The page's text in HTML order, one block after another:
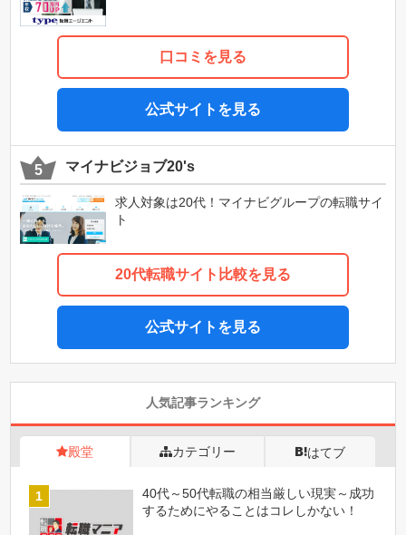
口コミを見る
公式サイトを見る
マイナビジョブ20's
求人対象は20代！マイナビグループの転職サイ
ト
20代転職サイト比較を見る
公式サイトを見る
人気記事ランキング
殿堂 カテゴリー はてブ
40代～50代転職の相当厳しい現実～成功
するためにやることはコレしかない！